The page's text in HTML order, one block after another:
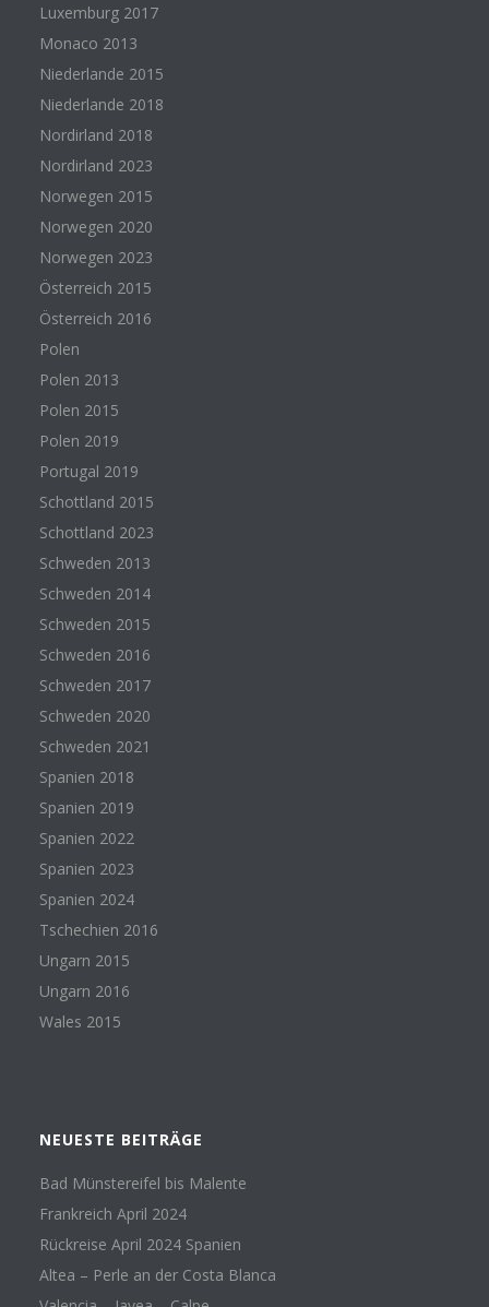
Luxemburg 2017
Monaco 2013
Niederlande 2015
Niederlande 2018
Nordirland 2018
Nordirland 2023
Norwegen 2015
Norwegen 2020
Norwegen 2023
Österreich 2015
Österreich 2016
Polen
Polen 2013
Polen 2015
Polen 2019
Portugal 2019
Schottland 2015
Schottland 2023
Schweden 2013
Schweden 2014
Schweden 2015
Schweden 2016
Schweden 2017
Schweden 2020
Schweden 2021
Spanien 2018
Spanien 2019
Spanien 2022
Spanien 2023
Spanien 2024
Tschechien 2016
Ungarn 2015
Ungarn 2016
Wales 2015
NEUESTE BEITRÄGE
Bad Münstereifel bis Malente
Frankreich April 2024
Rückreise April 2024 Spanien
Altea – Perle an der Costa Blanca